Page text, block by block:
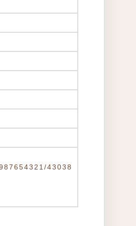
43038